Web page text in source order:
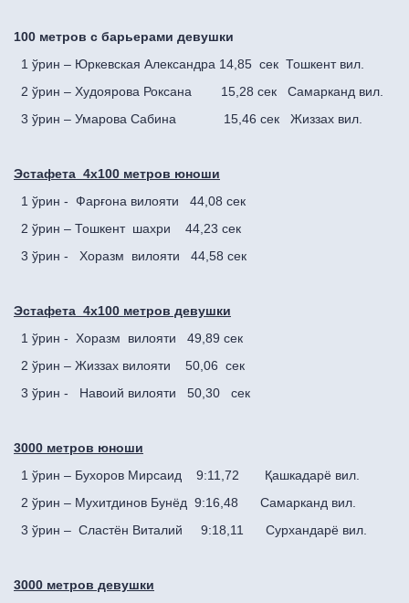
100 метров с барьерами девушки
1 ўрин – Юркевская Александра 14,85 сек Тошкент вил.
2 ўрин – Худоярова Роксана 15,28 сек Самарканд вил.
3 ўрин – Умарова Сабина 15,46 сек Жиззах вил.
Эстафета 4х100 метров юноши
1 ўрин - Фарғона вилояти 44,08 сек
2 ўрин – Тошкент шахри 44,23 сек
3 ўрин - Хоразм вилояти 44,58 сек
Эстафета 4х100 метров девушки
1 ўрин - Хоразм вилояти 49,89 сек
2 ўрин – Жиззах вилояти 50,06 сек
3 ўрин - Навоий вилояти 50,30 сек
3000 метров юноши
1 ўрин – Бухоров Мирсаид 9:11,72 Қашкадарё вил.
2 ўрин – Мухитдинов Бунёд 9:16,48 Самарканд вил.
3 ўрин – Сластён Виталий 9:18,11 Сурхандарё вил.
3000 метров девушки